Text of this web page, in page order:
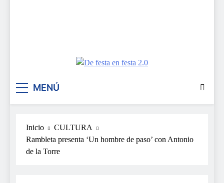
MENÚ
Inicio
CULTURA
Rambleta presenta ‘Un hombre de paso’ con Antonio
de la Torre